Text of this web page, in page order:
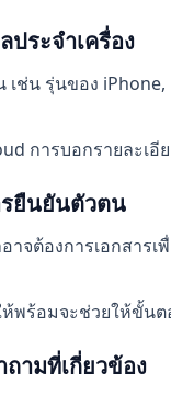
ประจำเครื่อง
เช่น รุ่นของ
การบอกรายละเ
รยืนยันตัวตน
าจต้องการเอกสาร
ห้พร้อมจะช่วยให้ขั้น
ามที่เกี่ยวข้อง